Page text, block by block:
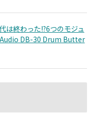
は終わった!?6つのモジュ
DB-30 Drum Butter